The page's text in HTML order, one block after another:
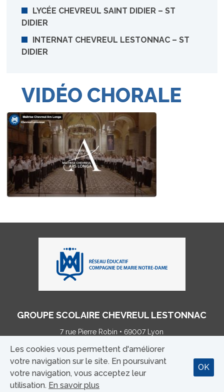
LYCÉE CHEVREUL SAINT DIDIER – ST
DIDIER
INTERNAT CHEVREUL LESTONNAC – ST
DIDIER
VIDÉO CHORALE
GROUPE SCOLAIRE CHEVREUL LESTONNAC
7 rue Pierre Robin • 69007 Lyon
MENTIONS LÉGALES | CONTACT
Les cookies vous permettent d'améliorer
votre navigation sur le site. En poursuivant
votre navigation, vous acceptez leur
utilisation. En savoir plus
OK